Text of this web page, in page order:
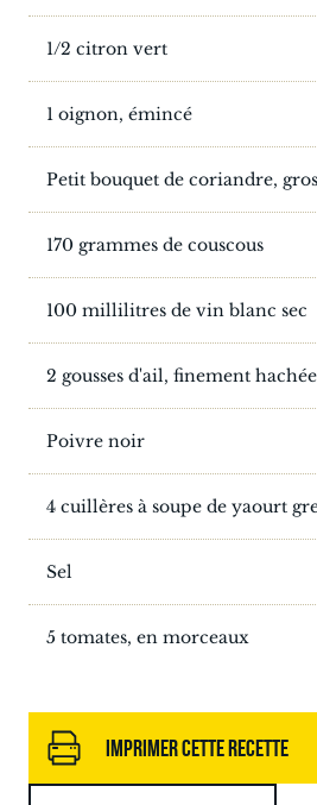
1/2 citron vert
1 oignon, émincé
Petit bouquet de coriandre,
170 grammes de couscous
100 millilitres de vin blanc sec
2 gousses d'ail, finement
Poivre noir
4 cuillères à soupe de yaourt
Sel
5 tomates, en morceaux
IMPRIMER CETTE RECETTE